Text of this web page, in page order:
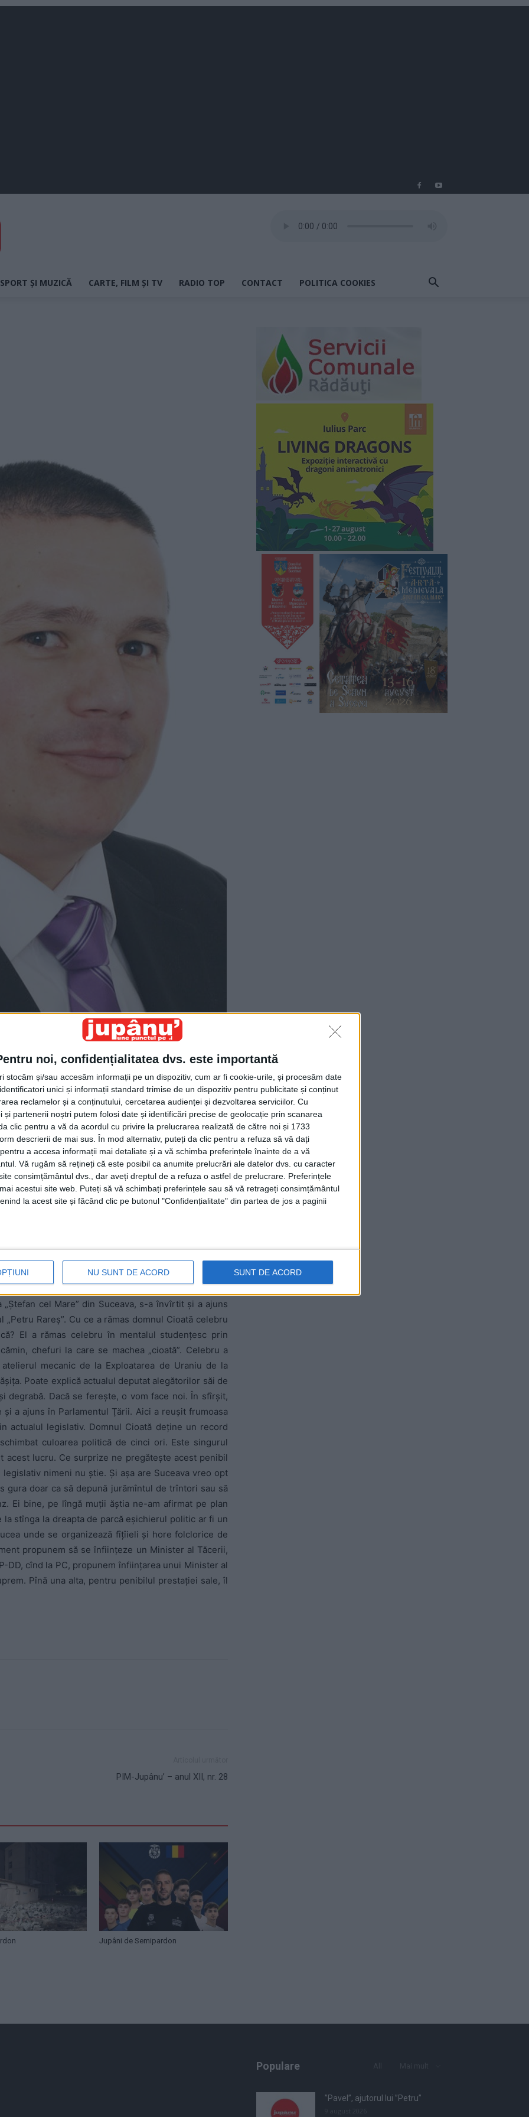
noi, confidențialitatea dvs. este importantă
stocăm și/sau accesăm informații pe un dispozitiv, cum ar fi cookie-urile, și procesăm date
unici și informații standard trimise de un dispozitiv pentru publicitate și conținut
reclamelor și a conținutului, cercetarea audienței și dezvoltarea serviciilor. Cu
și partenerii noștri putem folosi date și identificări precise de geolocație prin scanarea
clic pentru a vă da acordul cu privire la prelucrarea realizată de către noi și 1733
descrierii de mai sus. În mod alternativ, puteți da clic pentru a refuza să vă dați
a accesa informații mai detaliate și a vă schimba preferințele înainte de a vă
Vă rugăm să rețineți că este posibil ca anumite prelucrări ale datelor dvs. cu caracter
consimțământul dvs., dar aveți dreptul de a refuza o astfel de prelucrare. Preferințele
acestui site web. Puteți să vă schimbați preferințele sau să vă retrageți consimțământul
la acest site și făcând clic pe butonul "Confidențialitate" din partea de jos a paginii
NU SUNT DE ACORD SUNT DE ACORD
SPORT ȘI MUZICĂ CARTE, FILM ȘI TV RADIO TOP CONTACT POLITICA COOKIES
la primăria New York se lăuda în faţa electoratului:
care mă recomandă pentru însemnatul post de
este monumentala mea ingratitudine”. Trebuie
şubred cu capul ca să-ţi închipui că poţi cîştiga
trîntindu-i o asemenea tîmpenie. Ei bine,
poate fi, în universul politicii, o mare calitate.E
ea să fie asortată cu mult tupeu, cu mitocănie şi cu un
cinism. Schimbînd niţel dimensiunile, suceveanul
un oportunist de primă clasă, se aseamănă
cu candidatul la Primăria New York-lui. Deci,
populată de „îngeraşi”, dar Cioată ăsta al nostru a
România poate bate obrazul bucovinenilor
combinator grotesc. Hai să vedeţi mai clar
să vadă şi ei ce tîmpenie au putut face. Cezar
cel Mare” din Suceava, s-a învîrtit şi a ajuns
Rareş”. Cu ce a rămas domnul Cioată celebru
El a rămas celebru în mentalul studenţesc prin
chefuri la care se machea „cioată”. Celebru a
mecanic de la Exploatarea de Uraniu de la
Poate explică actualul deputat alegătorilor săi de
degrabă. Dacă se fereşte, o vom face noi. În sfîrşit,
a ajuns în Parlamentul Ţării. Aici a reuşit frumoasa
actualul legislativ. Domnul Cioată deţine un record
culoarea politică de cinci ori. Este singurul
acest lucru. Ce surprize ne pregăteşte acest penibil
nimeni nu ştie. Şi aşa are Suceava vreo opt
gura doar ca să depună jurămîntul de trîntori sau să
Ei bine, pe lîngă muţii ăştia ne-am afirmat pe plan
stînga la dreapta de parcă eşichierul politic ar fi un
unde se organizează fîţîieli şi hore folclorice de
propunem să se înfiinţeze un Minister al Tăcerii,
DD, cînd la PC, propunem înfiinţarea unui Minister al
Pînă una alta, pentru penibilul prestaţiei sale, îl
PIM-Jupânu’ – anul XII, nr. 28
Jupâni de Semipardon
Populare
”Pavel”, ajutorul lui ”Petru”